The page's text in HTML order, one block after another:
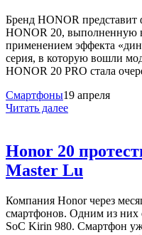
Бренд HONOR
HONOR 20, выполненную
применением эффекта
серия, в которую вошли
HONOR 20 PRO стала
Смартфоны19 апреля
Читать далее
Honor 20
Master Lu
Компания Honor через
смартфонов. Одним из них
SoC Kirin 980. Смартфон